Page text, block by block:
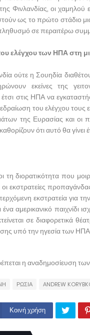
Φινλανδίας, οι
ως το πρώτο στάδιο
σε περαιτέρω
ελέγχου των ΗΠΑ στη
ούτε η Σουηδία
εκείνες της
στις ΗΠΑ να
του ελέγχου τους
της Ευρασίας και οι
ότι αυτό θα
τη διορατικότητα που
οι εκστρατείες
εκστρατεία για
ένα αμερικανικό
σε διαφορετικά
υπό την ηγεσία των ΗΠΑ
η αναδημοσίευση
ΡΩΣΙΑ ANDREW
Κοινή χρήση